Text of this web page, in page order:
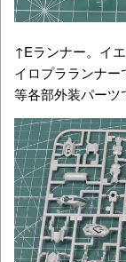
↑Eランナー。イ
イロプラランナ
等各部外装パーツ